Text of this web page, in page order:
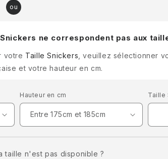
ne correspondent pas aux
votre Taille Snickers , veuillez sélectionner
et votre hauteur en cm.
Hauteur en cm Taille
taille n'est pas disponible ?